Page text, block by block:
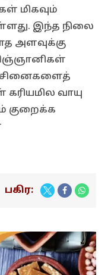
மிகவும்
இந்த நிலை
அளவுக்கு
வாயு
குறைக்க
பகிர: